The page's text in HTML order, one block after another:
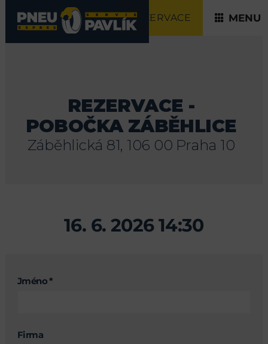
MENU
REZERVACE
REZERVACE -
POBOČKA ZÁBĚHLICE
Záběhlická 81, 106 00 Praha 10
16. 6. 2026 14:30
Jméno *
Firma